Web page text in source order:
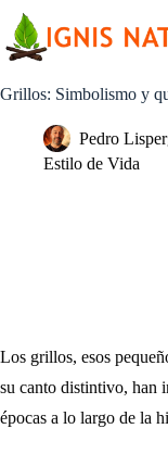
contenido
Grillos: Simbolismo y
Pedro
Estilo de Vida
Los grillos, esos
su canto distintivo, han
épocas a lo largo de la